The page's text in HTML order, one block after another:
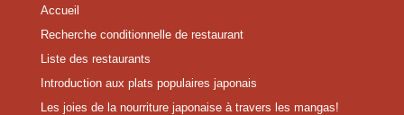
Accueil
Recherche conditionnelle de restaurant
Liste des restaurants
Introduction aux plats populaires japonais
Les joies de la nourriture japonaise à travers les mangas!